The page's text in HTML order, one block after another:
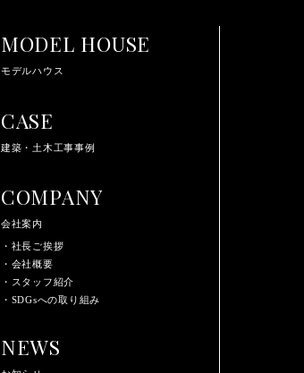
MODEL HOUSE
モデルハウス
CASE
建築・土木工事事例
COMPANY
会社案内
・社長ご挨拶
・会社概要
・スタッフ紹介
・SDGsへの取り組み
NEWS